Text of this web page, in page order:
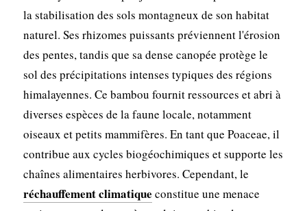
la stabilisation des sols montagneux de son habitat
naturel. Ses rhizomes puissants préviennent l'érosion
des pentes, tandis que sa dense canopée protège le
sol des précipitations intenses typiques des régions
himalayennes. Ce bambou fournit ressources et abri à
diverses espèces de la faune locale, notamment
oiseaux et petits mammifères. En tant que Poaceae, il
contribue aux cycles biogéochimiques et supporte les
chaînes alimentaires herbivores. Cependant, le
réchauffement climatique constitue une menace